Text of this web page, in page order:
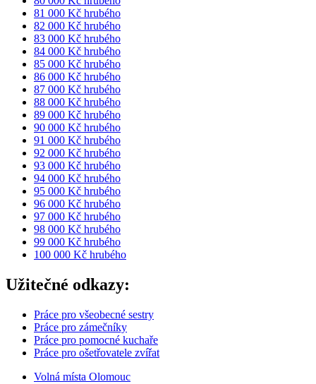
81 000 Kč hrubého
82 000 Kč hrubého
83 000 Kč hrubého
84 000 Kč hrubého
85 000 Kč hrubého
86 000 Kč hrubého
87 000 Kč hrubého
88 000 Kč hrubého
89 000 Kč hrubého
90 000 Kč hrubého
91 000 Kč hrubého
92 000 Kč hrubého
93 000 Kč hrubého
94 000 Kč hrubého
95 000 Kč hrubého
96 000 Kč hrubého
97 000 Kč hrubého
98 000 Kč hrubého
99 000 Kč hrubého
100 000 Kč hrubého
Užitečné odkazy:
Práce pro všeobecné sestry
Práce pro zámečníky
Práce pro pomocné kuchaře
Práce pro ošetřovatele zvířat
Volná místa Olomouc